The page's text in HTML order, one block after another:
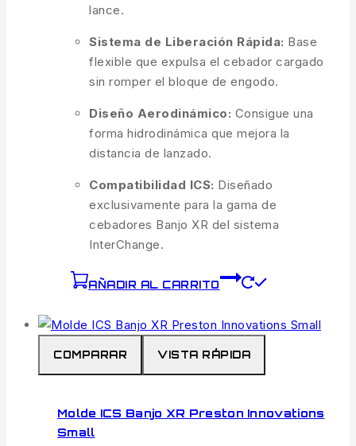
lance.
Sistema de Liberación Rápida: Base
flexible que expulsa el cebador cargado
sin romper el bloque de engodo.
Diseño Aerodinámico: Consigue una
forma hidrodinámica que mejora la
distancia de lanzado.
Compatibilidad ICS: Diseñado
exclusivamente para la gama de
cebadores Banjo XR del sistema
InterChange.
AÑADIR AL CARRITO
COMPARAR VISTA RÁPIDA
Molde ICS Banjo XR Preston Innovations
Small